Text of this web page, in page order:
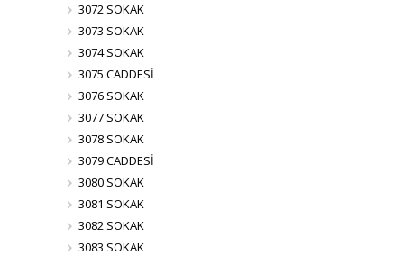
3072 SOKAK
3073 SOKAK
3074 SOKAK
3075 CADDESİ
3076 SOKAK
3077 SOKAK
3078 SOKAK
3079 CADDESİ
3080 SOKAK
3081 SOKAK
3082 SOKAK
3083 SOKAK